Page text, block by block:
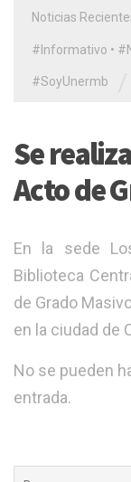
Noticias
#Informativo •
#SoyUnermb
Se
Acto de
En la sede
Biblioteca
de Grado
en la ciudad de
No se pueden
entrada.